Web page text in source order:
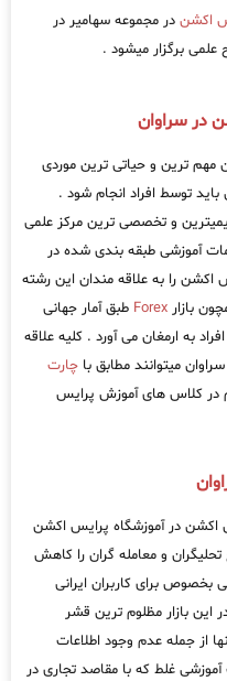
اکشن در مجموعه سهامیر در
علمی برگزار میشود .
در سراوان
مهم ترین و حیاتی ترین موردی
باید توسط افراد انجام شود .
و تخصصی ترین مرکز علمی
آموزشی طبقه بندی شده در
اکشن را به علاقه مندان این رشته
بازار Forex طبق آمار جهانی
به ارمغان می آورد . کلیه علاقه
میتوانند مطابق با چارت
در کلاس های آموزش پرایس
اکشن در آموزشگاه پرایس اکشن
و معامله گران را کاهش
بخصوص برای کاربران ایرانی
این بازار مظلوم ترین قشر
از جمله عدم وجود اطلاعات
غلط که با مقاصد تجاری در